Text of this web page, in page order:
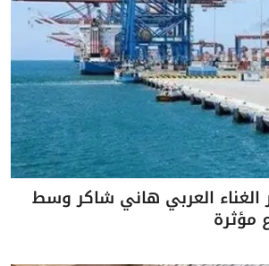
الغناء العربي هاني شاكر وسط
مؤثرة